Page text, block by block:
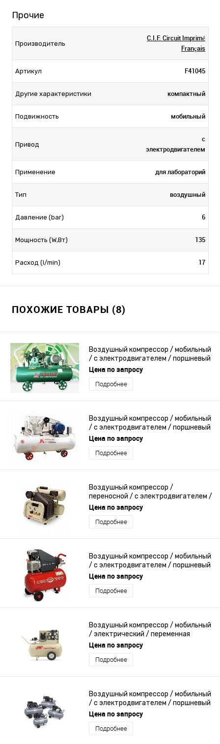
Прочие
Производитель
C.I.F. Circuit Imprimé
Français
Артикул F41045
Другие характеристики компактный
Подвижность мобильный
Привод
с
электродвигателем
Применение для лабораторий
Тип воздушный
Давление (bar) 6
Мощность (W,Вт) 135
Расход (l/min) 17
ПОХОЖИЕ ТОВАРЫ (8)
Воздушный компрессор / мобильный
/ с электродвигателем / поршневый
Цена по запросу
Подробнее
Воздушный компрессор / мобильный
/ с электродвигателем / поршневый
Цена по запросу
Подробнее
Воздушный компрессор /
переносной / с электродвигателем /
переменная производительность
Цена по запросу
Подробнее
Воздушный компрессор / мобильный
/ с электродвигателем / поршневый
Цена по запросу
Подробнее
Воздушный компрессор / мобильный
/ электрический / переменная
производительность
Цена по запросу
Подробнее
Воздушный компрессор / мобильный
/ с электродвигателем / поршневый
Цена по запросу
Подробнее